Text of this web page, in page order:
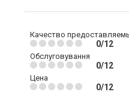
Качество
0/12
Обслуговування
0/12
Цена
0/12